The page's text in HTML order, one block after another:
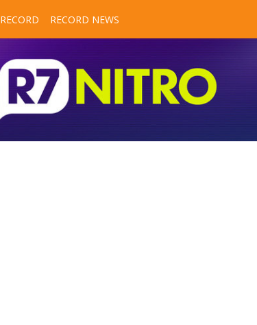
RECORD RECORD NEWS